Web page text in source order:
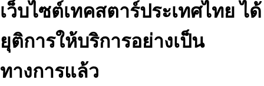
เว็บไซต์เทคสตาร์ประเทศไทย ได้
ยุติการให้บริการอย่างเป็น
ทางการแล้ว